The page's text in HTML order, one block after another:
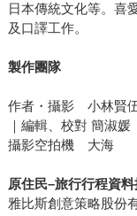
日本傳統文化等。喜
及口譯工作。
製作團隊
作者・攝影 小林賢
｜編輯、校對 簡淑
攝影空拍機 大海
原住民–旅行行程資
雅比斯創意策略股份